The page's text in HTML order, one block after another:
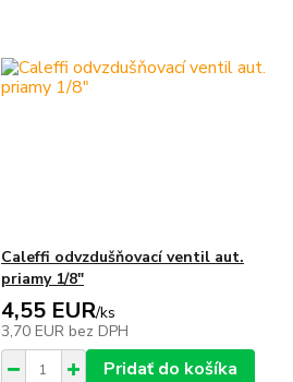
Caleffi odvzdušňovací ventil aut.
priamy 1/8"
4,55 EUR/ks
3,70 EUR bez DPH
Pridať do košíka